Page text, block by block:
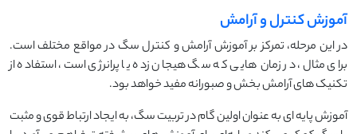
آموزش کنترل و آرامش
در این مرحله، تمرکز بر آموزش آرامش و کنترل سگ در مواقع مختلف است.
برای مثال، در زمان‌ هایی که سگ هیجان ‌زده یا پرانرژی است، استفاده از
تکنیک ‌های آرامش ‌بخش و صبورانه مفید خواهد بود.
آموزش پایه ‌ای به عنوان اولین گام در تربیت سگ، به ایجاد ارتباط قوی و مثبت